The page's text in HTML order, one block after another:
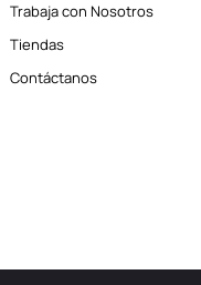
Trabaja con Nosotros
Tiendas
Contáctanos